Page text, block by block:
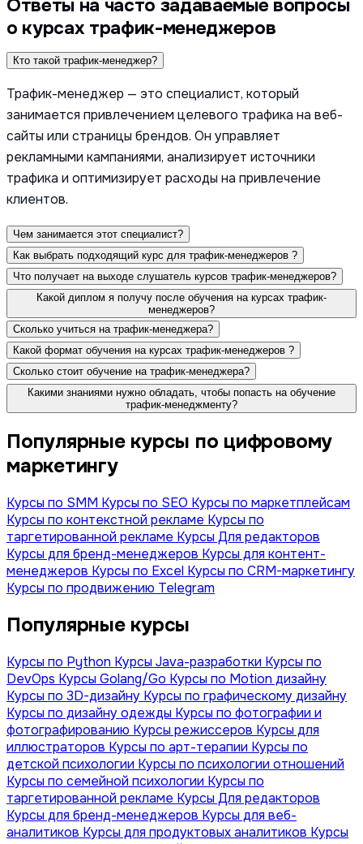
Ответы на часто задаваемые вопросы
о курсах трафик-менеджеров
Кто такой трафик-менеджер?
Трафик-менеджер — это специалист, который
занимается привлечением целевого трафика на веб-
сайты или страницы брендов. Он управляет
рекламными кампаниями, анализирует источники
трафика и оптимизирует расходы на привлечение
клиентов.
Чем занимается этот специалист?
Как выбрать подходящий курс для трафик-менеджеров ?
Что получает на выходе слушатель курсов трафик-менеджеров?
Какой диплом я получу после обучения на курсах трафик-
менеджеров?
Сколько учиться на трафик-менеджера?
Какой формат обучения на курсах трафик-менеджеров ?
Сколько стоит обучение на трафик-менеджера?
Какими знаниями нужно обладать, чтобы попасть на обучение
трафик-менеджменту?
Популярные курсы по цифровому
маркетингу
Курсы по SMM Курсы по SEO Курсы по маркетплейсам
Курсы по контекстной рекламе Курсы по
таргетированной рекламе Курсы Для редакторов
Курсы для бренд-менеджеров Курсы для контент-
менеджеров Курсы по Excel Курсы по CRM-маркетингу
Курсы по продвижению Telegram
Популярные курсы
Курсы по Python Курсы Java-разработки Курсы по
DevOps Курсы Golang/Go Курсы по Motion дизайну
Курсы по 3D-дизайну Курсы по графическому дизайну
Курсы по дизайну одежды Курсы по фотографии и
фотографированию Курсы режиссеров Курсы для
иллюстраторов Курсы по арт-терапии Курсы по
детской психологии Курсы по психологии отношений
Курсы по семейной психологии Курсы по
таргетированной рекламе Курсы Для редакторов
Курсы для бренд-менеджеров Курсы для веб-
аналитиков Курсы для продуктовых аналитиков Курсы